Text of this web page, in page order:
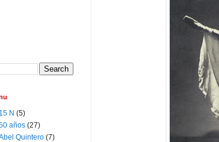
15 N (5)
años (27)
Quintero (7)